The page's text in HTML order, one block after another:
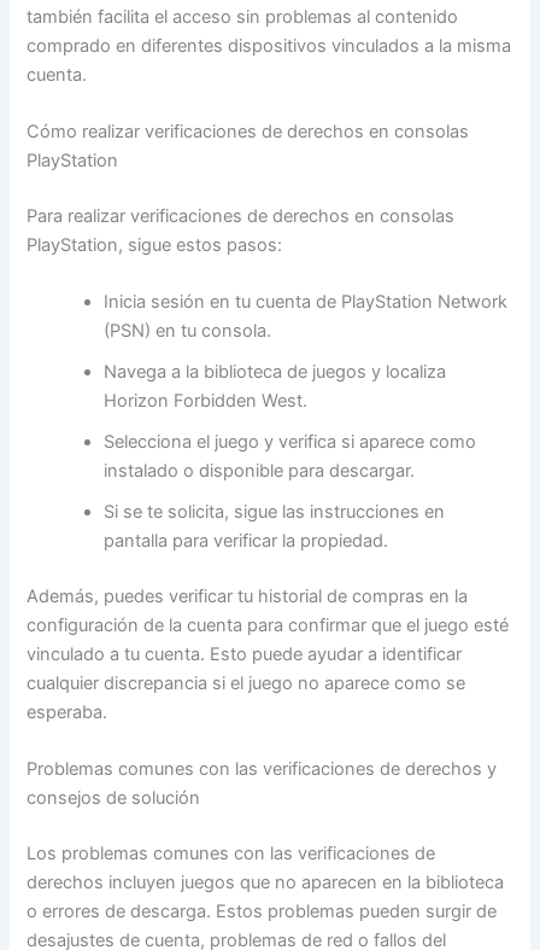
también facilita el acceso sin problemas al contenido
comprado en diferentes dispositivos vinculados a la misma
cuenta.
Cómo realizar verificaciones de derechos en consolas
PlayStation
Para realizar verificaciones de derechos en consolas
PlayStation, sigue estos pasos:
Inicia sesión en tu cuenta de PlayStation Network
(PSN) en tu consola.
Navega a la biblioteca de juegos y localiza
Horizon Forbidden West.
Selecciona el juego y verifica si aparece como
instalado o disponible para descargar.
Si se te solicita, sigue las instrucciones en
pantalla para verificar la propiedad.
Además, puedes verificar tu historial de compras en la
configuración de la cuenta para confirmar que el juego esté
vinculado a tu cuenta. Esto puede ayudar a identificar
cualquier discrepancia si el juego no aparece como se
esperaba.
Problemas comunes con las verificaciones de derechos y
consejos de solución
Los problemas comunes con las verificaciones de
derechos incluyen juegos que no aparecen en la biblioteca
o errores de descarga. Estos problemas pueden surgir de
desajustes de cuenta, problemas de red o fallos del